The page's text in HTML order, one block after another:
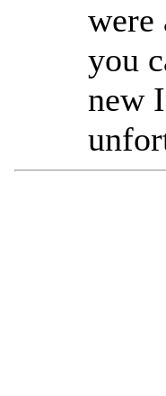
were
you
new